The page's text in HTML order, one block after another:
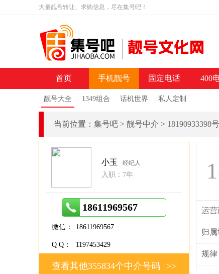
大量靓号转让、求购信息，尽在集号吧！
首页 手机靓号
靓号大全 1349组合 话机世界 私人定制
固定电话 400
当前位置： 集号吧 > 靓号中介 > 18190933398
运营
归属
规律
小玉 经纪人
入职：7年
18611969567
微信： 18611969567
Q Q： 1197453429
>>
查看其他355834个中介号码